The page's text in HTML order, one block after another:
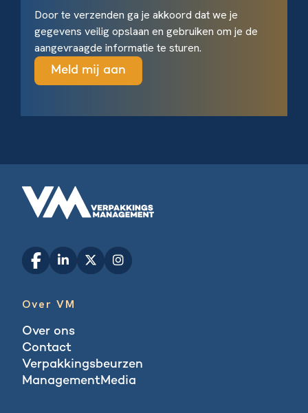
Door te verzenden ga je akkoord dat we je
gegevens veilig opslaan en gebruiken om je de
aangevraagde informatie te sturen.
Over VM
Over ons
Contact
Verpakkingsbeurzen
ManagementMedia